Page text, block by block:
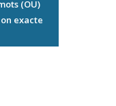
(OU)
exacte